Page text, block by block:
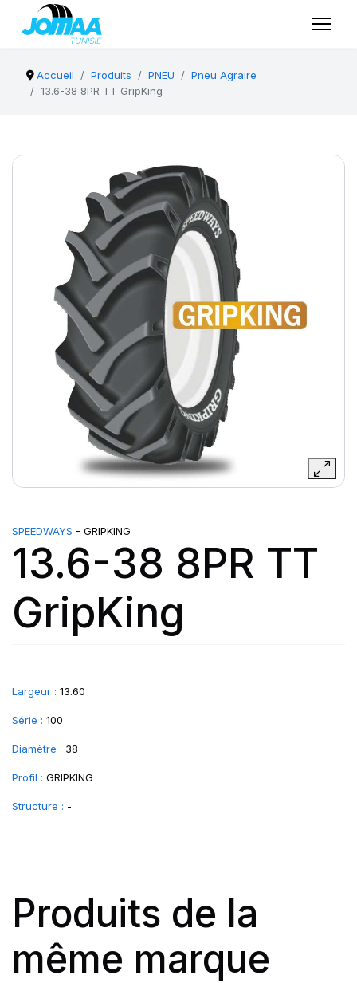
Accueil Produits PNEU
Pneu Agraire
13.6-38 8PR TT GripKing
SPEEDWAYS - GRIPKING
13.6-38 8PR TT
GripKing
Largeur : 13.60
Série : 100
Diamètre : 38
Profil : GRIPKING
Structure : -
Produits de la
même marque